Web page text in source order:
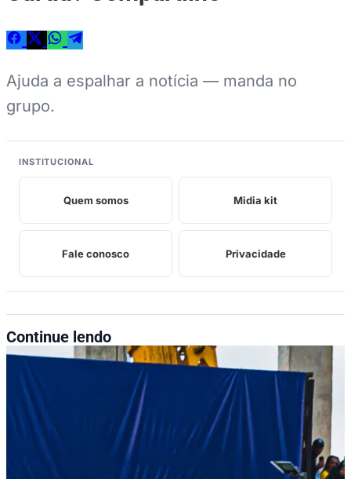
Ajuda a espalhar a notícia — manda no
grupo.
INSTITUCIONAL
Quem somos Midia kit
Fale conosco Privacidade
Continue lendo